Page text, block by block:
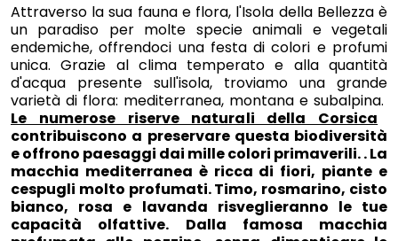
Attraverso la sua fauna e flora, l'Isola della Bellezza è
un paradiso per molte specie animali e vegetali
endemiche, offrendoci una festa di colori e profumi
unica. Grazie al clima temperato e alla quantità
d'acqua presente sull'isola, troviamo una grande
varietà di flora: mediterranea, montana e subalpina.
Le numerose riserve naturali della Corsica
contribuiscono a preservare questa biodiversità
e offrono paesaggi dai mille colori primaverili. . La
macchia mediterranea è ricca di fiori, piante e
cespugli molto profumati. Timo, rosmarino, cisto
bianco, rosa e lavanda risveglieranno le tue
capacità olfattive. Dalla famosa macchia